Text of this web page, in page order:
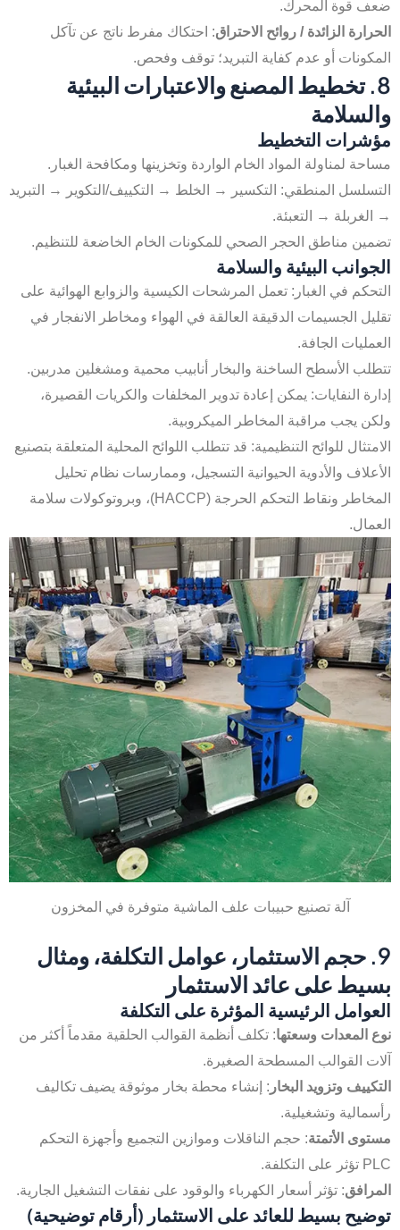
ضعف قوة المحرك.
الحرارة الزائدة / روائح الاحتراق: احتكاك مفرط ناتج عن تآكل
المكونات أو عدم كفاية التبريد؛ توقف وفحص.
8. تخطيط المصنع والاعتبارات البيئية
والسلامة
مؤشرات التخطيط
مساحة لمناولة المواد الخام الواردة وتخزينها ومكافحة الغبار.
التسلسل المنطقي: التكسير → الخلط → التكييف/التكوير → التبريد
→ الغربلة → التعبئة.
تضمين مناطق الحجر الصحي للمكونات الخام الخاضعة للتنظيم.
الجوانب البيئية والسلامة
التحكم في الغبار: تعمل المرشحات الكيسية والزوابع الهوائية على
تقليل الجسيمات الدقيقة العالقة في الهواء ومخاطر الانفجار في
العمليات الجافة.
تتطلب الأسطح الساخنة والبخار أنابيب محمية ومشغلين مدربين.
إدارة النفايات: يمكن إعادة تدوير المخلفات والكريات القصيرة،
ولكن يجب مراقبة المخاطر الميكروبية.
الامتثال للوائح التنظيمية: قد تتطلب اللوائح المحلية المتعلقة بتصنيع
الأعلاف والأدوية الحيوانية التسجيل، وممارسات نظام تحليل
المخاطر ونقاط التحكم الحرجة (HACCP)، وبروتوكولات سلامة
العمال.
آلة تصنيع حبيبات علف الماشية متوفرة في المخزون
9. حجم الاستثمار، عوامل التكلفة، ومثال
بسيط على عائد الاستثمار
العوامل الرئيسية المؤثرة على التكلفة
نوع المعدات وسعتها: تكلف أنظمة القوالب الحلقية مقدماً أكثر من
آلات القوالب المسطحة الصغيرة.
التكييف وتزويد البخار : إنشاء محطة بخار موثوقة يضيف تكاليف
رأسمالية وتشغيلية.
مستوى الأتمتة: حجم الناقلات وموازين التجميع وأجهزة التحكم
PLC تؤثر على التكلفة.
المرافق: تؤثر أسعار الكهرباء والوقود على نفقات التشغيل الجارية.
توضيح بسيط للعائد على الاستثمار (أرقام توضيحية)